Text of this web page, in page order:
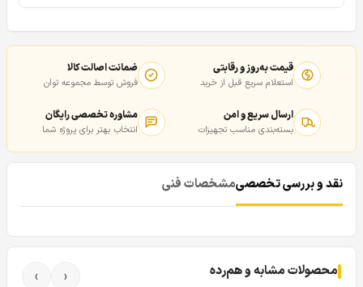
قیمت به‌روز و رقابتی
استعلام سریع قبل از خرید
ضمانت اصالت کالا
فروش توسط مجموعه توان
ارسال سریع و امن
بسته‌بندی مناسب تجهیزات
مشاوره تخصصی رایگان
انتخاب بهتر برای پروژه شما
نقد و بررسی تخصصیمشخصات فنی
محصولات مشابه و هم‌رده ‹
›